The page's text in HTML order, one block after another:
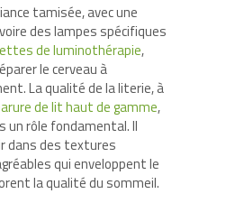
tamisée, avec une
des lampes spécifiques
de luminothérapie,
le cerveau à
La qualité de la literie, à
de lit haut de gamme,
un rôle fondamental. Il
dans des textures
qui enveloppent le
la qualité du sommeil.